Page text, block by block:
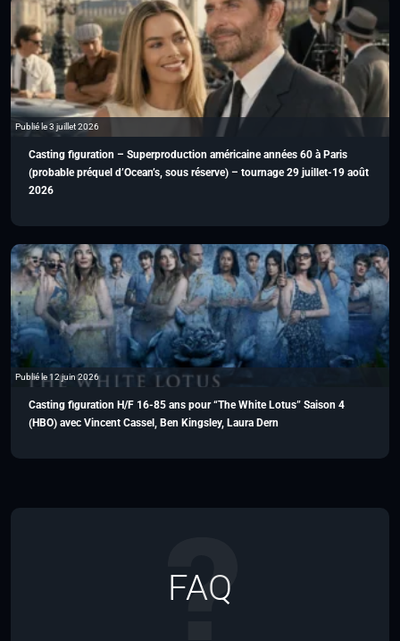
Publié le 3 juillet 2026
Casting figuration – Superproduction américaine années 60 à Paris
(probable préquel d’Ocean’s, sous réserve) – tournage 29 juillet-19 août
2026
Publié le 12 juin 2026
Casting figuration H/F 16-85 ans pour “The White Lotus” Saison 4
(HBO) avec Vincent Cassel, Ben Kingsley, Laura Dern
FAQ